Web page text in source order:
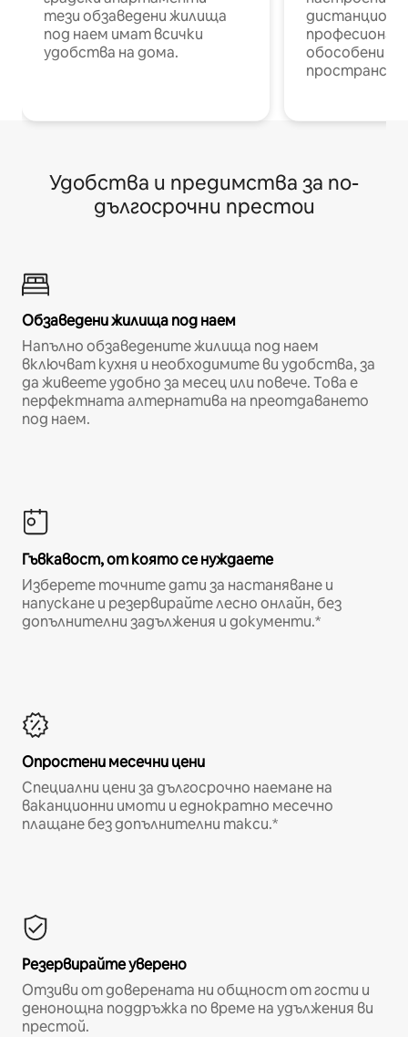
тези обзаведени жилища
под наем имат всички
удобства на дома.
обособени
Удобства и предимства за по-
дългосрочни престои
Обзаведени жилища под наем
Напълно обзаведените жилища под наем
включват кухня и необходимите ви удобства, за
да живеете удобно за месец или повече. Това е
перфектната алтернатива на преотдаването
под наем.
Гъвкавост, от която се нуждаете
Изберете точните дати за настаняване и
напускане и резервирайте лесно онлайн, без
допълнителни задължения и документи.*
Опростени месечни цени
Специални цени за дългосрочно наемане на
ваканционни имоти и еднократно месечно
плащане без допълнителни такси.*
Резервирайте уверено
Отзиви от доверената ни общност от гости и
денонощна поддръжка по време на удължения ви
престой.